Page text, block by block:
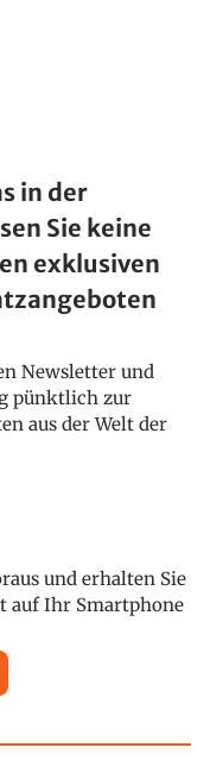
in der
Sie keine
exklusiven
Newsletter und
pünktlich zur
aus der Welt der
und erhalten Sie
auf Ihr Smartphone